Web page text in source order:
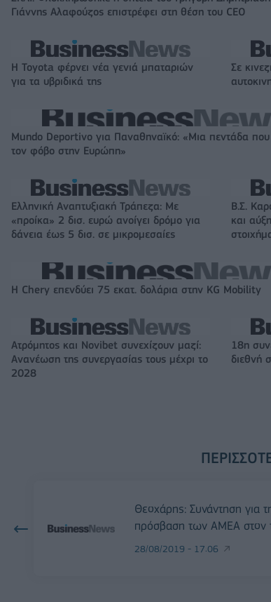
Γιάννης Αλαφούζος επιστρέφει στη θέση του CEO
Η Toyota φέρνει νέα γενιά μπαταριών
για τα υβριδικά της
Σε
Mundo Deportivo για Παναθηναϊκό: «Μια πεντάδα που
τον φόβο στην Ευρώπη»
Ελληνική Αναπτυξιακή Τράπεζα: Με
«προίκα» 2 δισ. ευρώ ανοίγει δρόμο για
δάνεια έως 5 δισ. σε μικρομεσαίες
Β.Σ.
και
Η Chery επενδύει 75 εκατ. δολάρια στην KG Mobility
Ατρόμητος και Novibet συνεχίζουν μαζί:
Ανανέωση της συνεργασίας τους μέχρι το
2028
18η
διεθνή
Θεοχάρης: Συνάντηση για
πρόσβαση των ΑΜΕΑ στον
28/08/2019 - 17:06